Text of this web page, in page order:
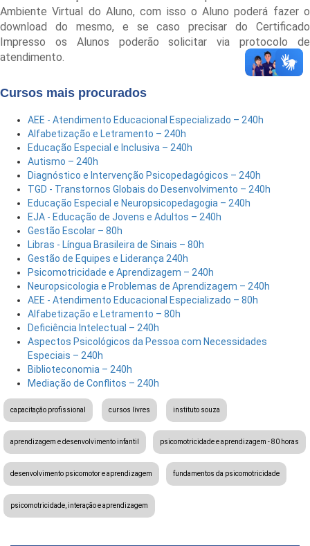
Ambiente Virtual do Aluno, com isso o Aluno poderá fazer o
download do mesmo, e se caso precisar do Certificado
Impresso os Alunos poderão solicitar via protocolo de
atendimento.
Cursos mais procurados
AEE - Atendimento Educacional Especializado – 240h
Alfabetização e Letramento – 240h
Educação Especial e Inclusiva – 240h
Autismo – 240h
Diagnóstico e Intervenção Psicopedagógicos – 240h
TGD - Transtornos Globais do Desenvolvimento – 240h
Educação Especial e Neuropsicopedagogia – 240h
EJA - Educação de Jovens e Adultos – 240h
Gestão Escolar – 80h
Libras - Língua Brasileira de Sinais – 80h
Gestão de Equipes e Liderança 240h
Psicomotricidade e Aprendizagem – 240h
Neuropsicologia e Problemas de Aprendizagem – 240h
AEE - Atendimento Educacional Especializado – 80h
Alfabetização e Letramento – 80h
Deficiência Intelectual – 240h
Aspectos Psicológicos da Pessoa com Necessidades
Especiais – 240h
Biblioteconomia – 240h
Mediação de Conflitos – 240h
capacitação profissional cursos livres instituto souza
aprendizagem e desenvolvimento infantil psicomotricidade e aprendizagem - 80 horas
desenvolvimento psicomotor e aprendizagem fundamentos da psicomotricidade
psicomotricidade, interação e aprendizagem